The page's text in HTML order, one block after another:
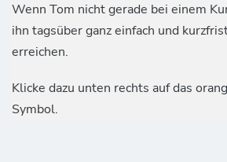
Wenn Tom nicht gerade bei einem
ihn tagsüber ganz einfach und
erreichen.
Klicke dazu unten rechts auf das
Symbol.